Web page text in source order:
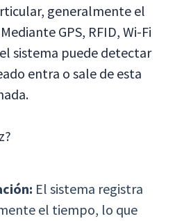
generalmente el
GPS, RFID, Wi-Fi
sistema puede detectar
entra o sale de esta
El sistema registra
el tiempo, lo que